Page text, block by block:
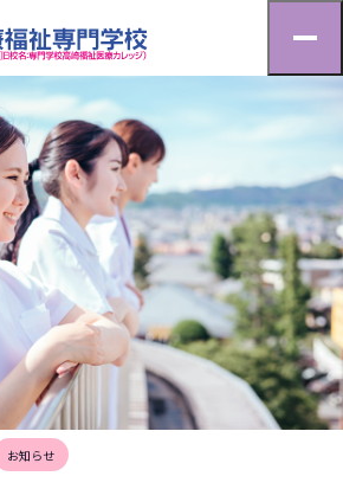
通信】看護師科（通信課程）第10期、入学願書受付
お知らせ